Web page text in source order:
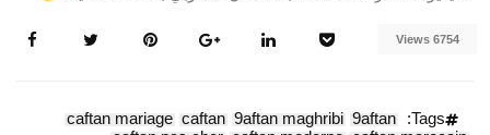
6754 Views
Tags:
9aftan
9aftan maghribi
caftan
caftan mariage